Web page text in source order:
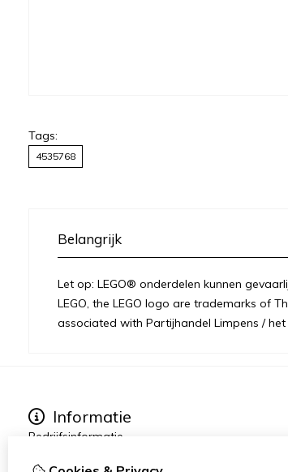
Tags:
4535768
Belangrijk
Let op: LEGO® onderdelen kunnen
LEGO, the LEGO logo are trademarks of
associated with Partijhandel Limpens / het
Informatie
Bedrijfsinformatie